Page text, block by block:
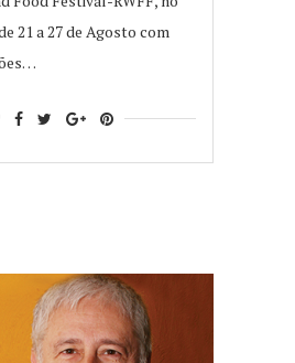
21 a 27 de Agosto com